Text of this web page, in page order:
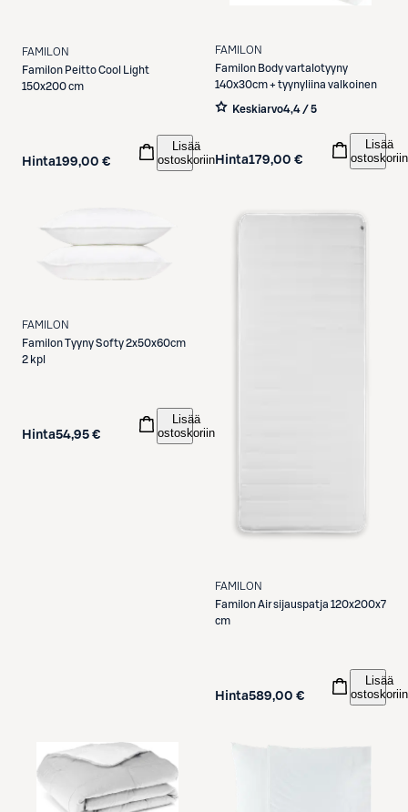
FAMILON
Familon Peitto Cool Light
150x200 cm
Hinta199,00 €
Lisää
ostoskoriin
FAMILON
Familon Body vartalotyyny
140x30cm + tyynyliina valkoinen
Keskiarvo4,4 / 5
Hinta179,00 €
Lisää
ostoskoriin
FAMILON
FamilonTyyny Softy 2x50x60cm
2 kpl
Hinta54,95 €
Lisää
ostoskoriin
FAMILON
FamilonAir sijauspatja 120x200x7
cm
Hinta589,00 €
Lisää
ostoskoriin